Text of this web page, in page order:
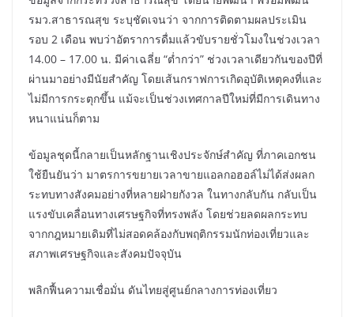
รมว.สาธารณสุข ระบุชัดเจนว่า จากการติดตามผลประเมิน
รอบ 2 เดือน พบว่าอัตราการดื่มแล้วขับรายชั่วโมงในช่วงเวลา
14.00 – 17.00 น. มีค่าเฉลี่ย “ต่ำกว่า” ช่วงเวลาเดียวกันของปีที่
ผ่านมาอย่างมีนัยสำคัญ โดยเส้นกราฟการเกิดอุบัติเหตุคงที่และ
ไม่มีการกระตุกขึ้น แม้จะเป็นช่วงเทศกาลปีใหม่ที่มีการเดินทาง
หนาแน่นก็ตาม
ข้อมูลชุดนี้กลายเป็นหลักฐานเชิงประจักษ์สำคัญ ที่ภาคเอกชน
ใช้ยืนยันว่า มาตรการขยายเวลาขายแอลกอฮอล์ไม่ได้ส่งผลก
ระทบทางสังคมอย่างที่หลายฝ่ายกังวล ในทางกลับกัน กลับเป็น
แรงขับเคลื่อนทางเศรษฐกิจที่ทรงพลัง โดยช่วยลดผลกระทบ
จากกฎหมายเดิมที่ไม่สอดคล้องกับพฤติกรรมนักท่องเที่ยวและ
สภาพเศรษฐกิจและสังคมปัจจุบัน
พลิกฟื้นความเชื่อมั่น ดันไทยสู่ศูนย์กลางการท่องเที่ยว